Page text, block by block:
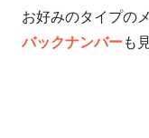
お好みのタイプの
バックナンバーも